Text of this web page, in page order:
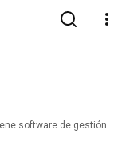
software de gestión